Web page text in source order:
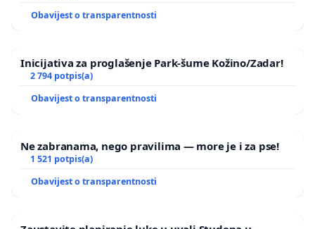
Obavijest o transparentnosti
Inicijativa za proglašenje Park-šume Kožino/Zadar!
2 794 potpis(a)
Obavijest o transparentnosti
Ne zabranama, nego pravilima — more je i za pse!
1 521 potpis(a)
Obavijest o transparentnosti